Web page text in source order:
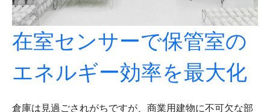
在室センサーで保管室の
エネルギー効率を最大化
倉庫は見過ごされがちですが、商業用建物に不可欠な部